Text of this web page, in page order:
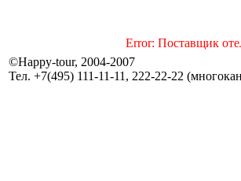
Error: Поставщик
©Happy-tour, 2004-2007
Тел. +7(495) 111-11-11, 222-22-22